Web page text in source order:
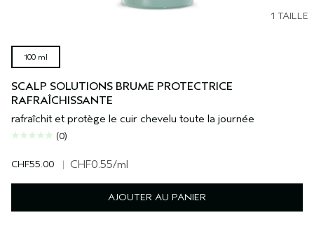
1 TAILLE
100 ml
SCALP SOLUTIONS BRUME PROTECTRICE
RAFRAÎCHISSANTE
rafraîchit et protège le cuir chevelu toute la journée
(0)
CHF55.00 | CHF0.55/ml
AJOUTER AU PANIER